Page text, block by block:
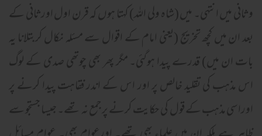
وثانی میں انتہی۔ میں (شاہ ولی اللہ) کہتا ہوں کہ قرن اول اورثانی کے
بعد ان میں کچھ تخریج (یعنی امام کے اقوال سے مسئلہ نکال کربتلانا یہ
بات ان میں) قدرے پیدا ہوگئی۔ مگر پھر بھی چوتھی صدی کے لوگ
اس مذہب کی تقلید خالص پر اور اس کے اندر فقاہت پیدا کرنے پر
اوراسی مذہب کے قول کی حکایت کرنے پر جمع نہ تھے۔ جیسا جستجو سے